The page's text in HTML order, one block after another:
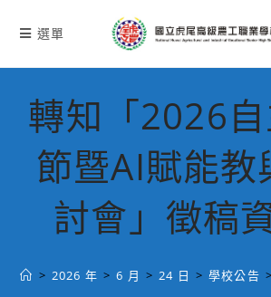
選單
轉知「2026
節暨AI賦能教
討會」徵稿
> 2026 年 > 6 月 > 24 日 > 學校公告 >